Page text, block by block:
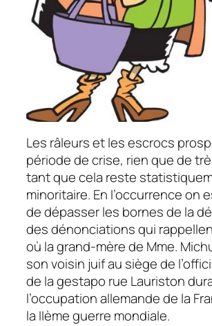
Les râleurs et les escrocs
période de crise, rien que de
tant que cela reste
minoritaire. En l’occurrence on
de dépasser les bornes de la
des dénonciations qui
où la grand-mère de Mme.
son voisin juif au siège de
de la gestapo rue Lauriston
l’occupation allemande de la
la IIème guerre mondiale.